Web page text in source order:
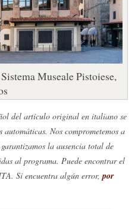
Museale Pistoiese,
del artículo original en italiano se
Nos comprometemos a
la ausencia total de
al programa. Puede encontrar el
Si encuentra algún error,por